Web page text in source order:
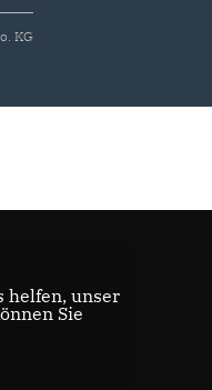
KG
helfen, unser
Sie